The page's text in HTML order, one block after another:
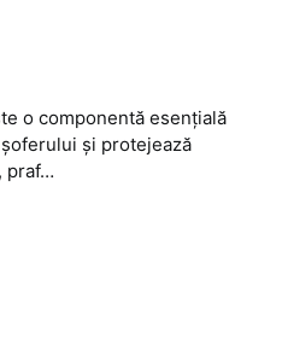
o componentă esențială
și protejează
praf…